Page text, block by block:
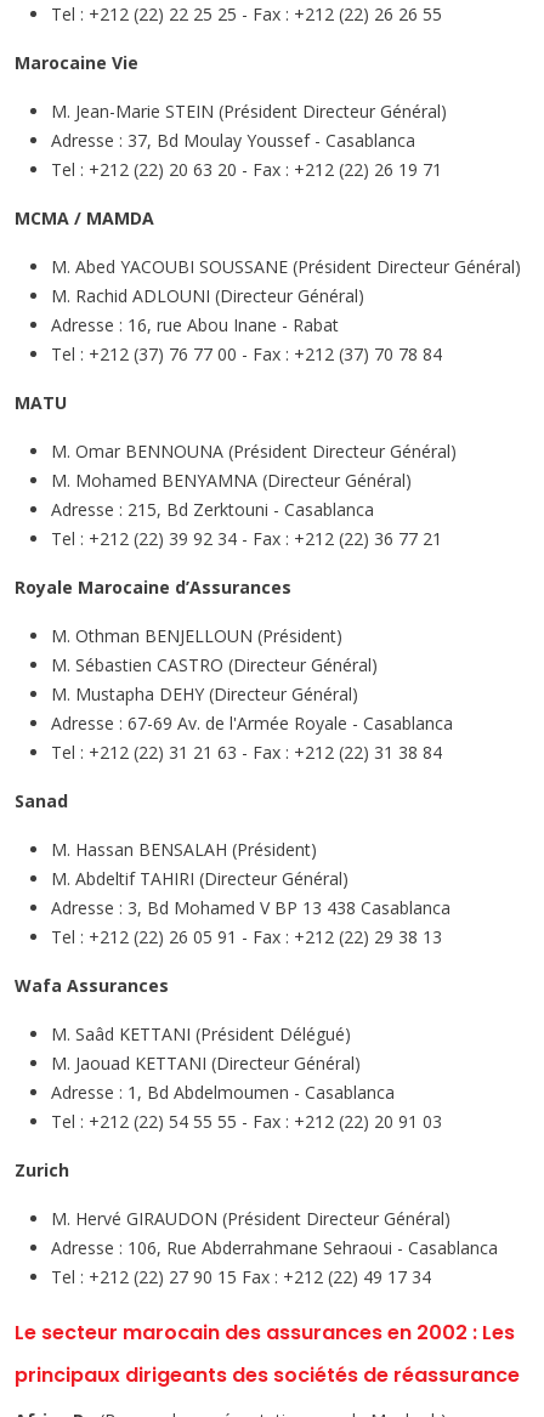
Tel : +212 (22) 22 25 25 - Fax : +212 (22) 26 26 55
Marocaine Vie
M. Jean-Marie STEIN (Président Directeur Général)
Adresse : 37, Bd Moulay Youssef - Casablanca
Tel : +212 (22) 20 63 20 - Fax : +212 (22) 26 19 71
MCMA / MAMDA
M. Abed YACOUBI SOUSSANE (Président Directeur Général)
M. Rachid ADLOUNI (Directeur Général)
Adresse : 16, rue Abou Inane - Rabat
Tel : +212 (37) 76 77 00 - Fax : +212 (37) 70 78 84
MATU
M. Omar BENNOUNA (Président Directeur Général)
M. Mohamed BENYAMNA (Directeur Général)
Adresse : 215, Bd Zerktouni - Casablanca
Tel : +212 (22) 39 92 34 - Fax : +212 (22) 36 77 21
Royale Marocaine d’Assurances
M. Othman BENJELLOUN (Président)
M. Sébastien CASTRO (Directeur Général)
M. Mustapha DEHY (Directeur Général)
Adresse : 67-69 Av. de l'Armée Royale - Casablanca
Tel : +212 (22) 31 21 63 - Fax : +212 (22) 31 38 84
Sanad
M. Hassan BENSALAH (Président)
M. Abdeltif TAHIRI (Directeur Général)
Adresse : 3, Bd Mohamed V BP 13 438 Casablanca
Tel : +212 (22) 26 05 91 - Fax : +212 (22) 29 38 13
Wafa Assurances
M. Saâd KETTANI (Président Délégué)
M. Jaouad KETTANI (Directeur Général)
Adresse : 1, Bd Abdelmoumen - Casablanca
Tel : +212 (22) 54 55 55 - Fax : +212 (22) 20 91 03
Zurich
M. Hervé GIRAUDON (Président Directeur Général)
Adresse : 106, Rue Abderrahmane Sehraoui - Casablanca
Tel : +212 (22) 27 90 15 Fax : +212 (22) 49 17 34
Le secteur marocain des assurances en 2002 : Les
principaux dirigeants des sociétés de réassurance